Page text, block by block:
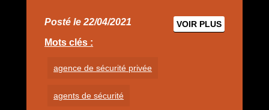
Posté le 22/04/2021 VOIR PLUS
Mots clés :
agence de sécurité privée
agents de sécurité